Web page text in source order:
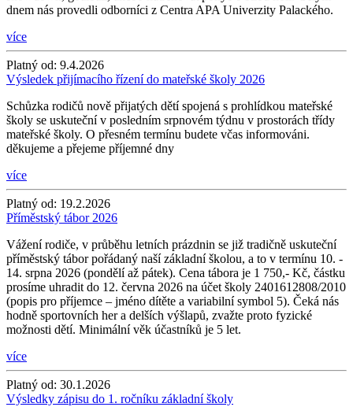
dnem nás provedli odborníci z Centra APA Univerzity Palackého.
více
Platný od: 9.4.2026
Výsledek přijímacího řízení do mateřské školy 2026
Schůzka rodičů nově přijatých dětí spojená s prohlídkou mateřské
školy se uskuteční v posledním srpnovém týdnu v prostorách třídy
mateřské školy. O přesném termínu budete včas informováni.
děkujeme a přejeme příjemné dny
více
Platný od: 19.2.2026
Příměstský tábor 2026
Vážení rodiče, v průběhu letních prázdnin se již tradičně uskuteční
příměstský tábor pořádaný naší základní školou, a to v termínu 10. -
14. srpna 2026 (pondělí až pátek). Cena tábora je 1 750,- Kč, částku
prosíme uhradit do 12. června 2026 na účet školy 2401612808/2010
(popis pro příjemce – jméno dítěte a variabilní symbol 5). Čeká nás
hodně sportovních her a delších výšlapů, zvažte proto fyzické
možnosti dětí. Minimální věk účastníků je 5 let.
více
Platný od: 30.1.2026
Výsledky zápisu do 1. ročníku základní školy